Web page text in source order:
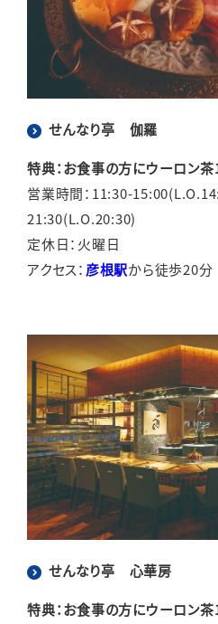
せんなり亭 伽羅
特典：お食事の方にウーロン
営業時間：11:30-
21:30(L.O.20:30)
定休日：火曜日
アクセス： 彦根駅から徒歩20分
せんなり亭 心華房
特典：お食事の方にウーロン